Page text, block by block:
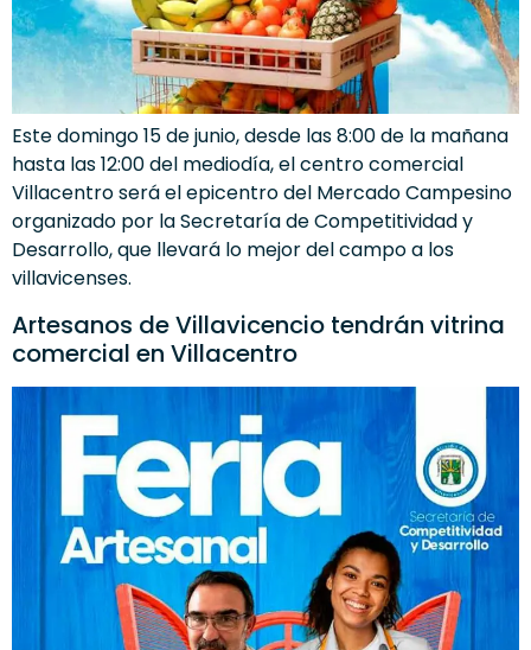
Este domingo 15 de junio, desde las 8:00 de la mañana
hasta las 12:00 del mediodía, el centro comercial
Villacentro será el epicentro del Mercado Campesino
organizado por la Secretaría de Competitividad y
Desarrollo, que llevará lo mejor del campo a los
villavicenses.
Artesanos de Villavicencio tendrán vitrina
comercial en Villacentro